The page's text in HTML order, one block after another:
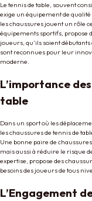
Le tennis de table, souvent
exige un équipement de
les chaussures jouent un rôle
équipements sportifs, propose
joueurs, qu’ils soient
sont reconnues pour leur
moderne.
L’importance
table
Dans un sport où les
les chaussures de tennis de
Une bonne paire de
mais aussi à réduire le risque
expertise, propose des
besoins des joueurs de tous
L’Engagement